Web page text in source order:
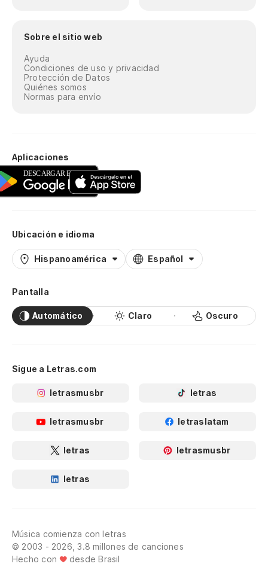
Sobre el sitio web
Ayuda
Condiciones de uso y privacidad
Protección de Datos
Quiénes somos
Normas para envío
Aplicaciones
Ubicación e idioma
Hispanoamérica Español
Pantalla
Automático Claro Oscuro
Sigue a Letras.com
letrasmusbr letras
letrasmusbr letraslatam
letras letrasmusbr
letras
Música comienza con letras
© 2003 - 2026, 3.8 millones de canciones
Hecho con
desde Brasil